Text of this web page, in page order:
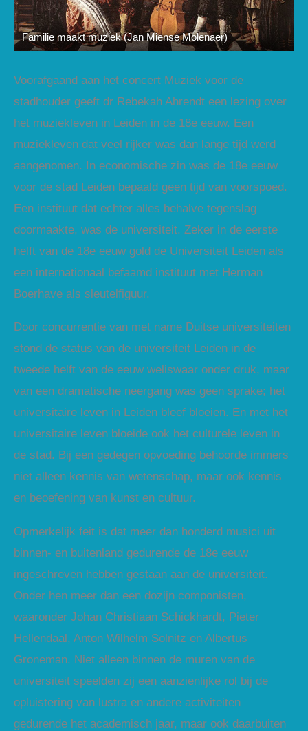
Familie maakt muziek (Jan Miense Molenaer)
Voorafgaand aan het concert Muziek voor de
stadhouder geeft dr Rebekah Ahrendt een lezing over
het muziekleven in Leiden in de 18e eeuw. Een
muziekleven dat veel rijker was dan lange tijd werd
aangenomen. In economische zin was de 18e eeuw
voor de stad Leiden bepaald geen tijd van voorspoed.
Een instituut dat echter alles behalve tegenslag
doormaakte, was de universiteit. Zeker in de eerste
helft van de 18e eeuw gold de Universiteit Leiden als
een internationaal befaamd instituut met Herman
Boerhave als sleutelfiguur.
Door concurrentie van met name Duitse universiteiten
stond de status van de universiteit Leiden in de
tweede helft van de eeuw weliswaar onder druk, maar
van een dramatische neergang was geen sprake; het
universitaire leven in Leiden bleef bloeien. En met het
universitaire leven bloeide ook het culturele leven in
de stad. Bij een gedegen opvoeding behoorde immers
niet alleen kennis van wetenschap, maar ook kennis
en beoefening van kunst en cultuur.
Opmerkelijk feit is dat meer dan honderd musici uit
binnen- en buitenland gedurende de 18e eeuw
ingeschreven hebben gestaan aan de universiteit.
Onder hen meer dan een dozijn componisten,
waaronder Johan Christiaan Schickhardt, Pieter
Hellendaal, Anton Wilhelm Solnitz en Albertus
Groneman. Niet alleen binnen de muren van de
universiteit speelden zij een aanzienlijke rol bij de
opluistering van lustra en andere activiteiten
gedurende het academisch jaar, maar ook daarbuiten